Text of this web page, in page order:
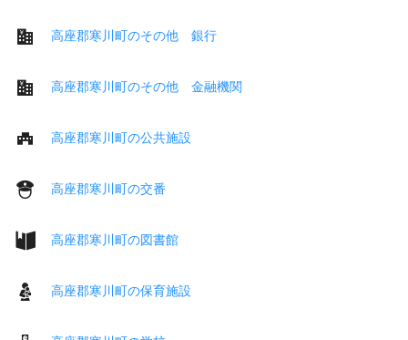
高座郡寒川町のその他 銀行
高座郡寒川町のその他 金融機関
高座郡寒川町の公共施設
高座郡寒川町の交番
高座郡寒川町の図書館
高座郡寒川町の保育施設